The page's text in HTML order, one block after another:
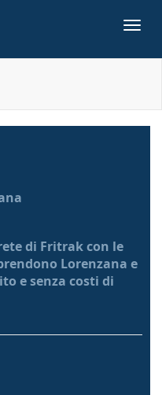
di Fritrak con le
Lorenzana e
e senza costi di